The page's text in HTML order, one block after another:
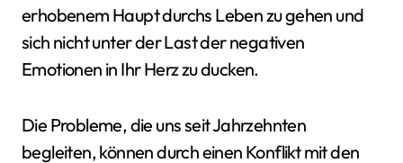
erhobenem Haupt durchs Leben zu gehen und
sich nicht unter der Last der negativen
Emotionen in Ihr Herz zu ducken.
Die Probleme, die uns seit Jahrzehnten
begleiten, können durch einen Konflikt mit den